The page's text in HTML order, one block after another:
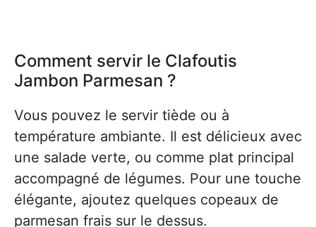
Comment servir le Clafoutis
Jambon Parmesan ?
Vous pouvez le servir tiède ou à
température ambiante. Il est délicieux avec
une salade verte, ou comme plat principal
accompagné de légumes. Pour une touche
élégante, ajoutez quelques copeaux de
parmesan frais sur le dessus.